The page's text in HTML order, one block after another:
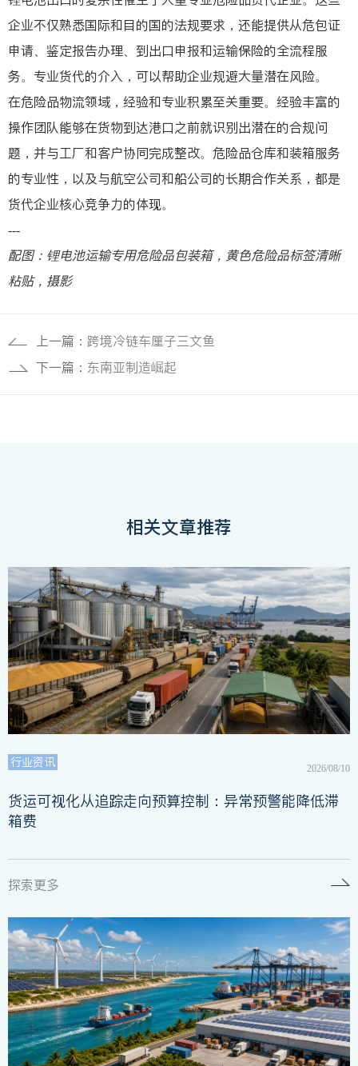
企业不仅熟悉国际和目的国的法规要求，还能提供从危包证
申请、鉴定报告办理、到出口申报和运输保险的全流程服
务。专业货代的介入，可以帮助企业规避大量潜在风险。
在危险品物流领域，经验和专业积累至关重要。经验丰富的
操作团队能够在货物到达港口之前就识别出潜在的合规问
题，并与工厂和客户协同完成整改。危险品仓库和装箱服务
的专业性，以及与航空公司和船公司的长期合作关系，都是
货代企业核心竞争力的体现。
---
配图：锂电池运输专用危险品包装箱，黄色危险品标签清晰
粘贴，摄影
上一篇： 跨境冷链车厘子三文鱼
下一篇： 东南亚制造崛起
相关文章推荐
2026/08/10
行业资讯
货运可视化从追踪走向预算控制：异常预警能降低滞
箱费
探索更多